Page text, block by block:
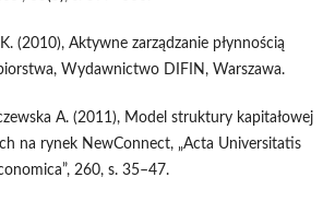
(2010), Aktywne zarządzanie płynnością
Wydawnictwo DIFIN, Warszawa.
A. (2011), Model struktury kapitałowej
na rynek NewConnect, „Acta Universitatis
260, s. 35–47.